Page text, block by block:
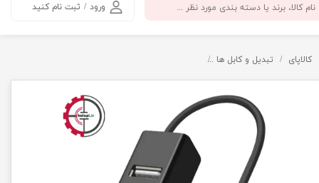
ورود / ثبت نام کنید
سفارشات
کالاپای تبدیل و کابل ها